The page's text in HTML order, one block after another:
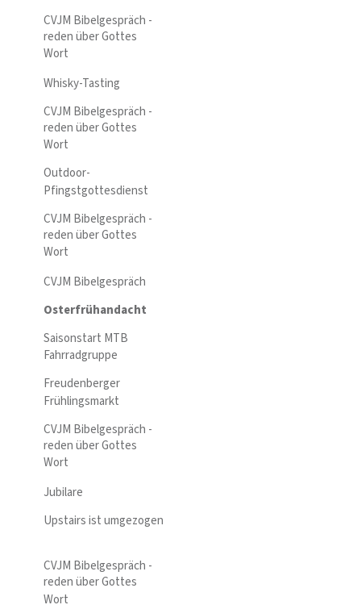
CVJM Bibelgespräch -
reden über Gottes
Wort
Whisky-Tasting
CVJM Bibelgespräch -
reden über Gottes
Wort
Outdoor-
Pfingstgottesdienst
CVJM Bibelgespräch -
reden über Gottes
Wort
CVJM Bibelgespräch
Osterfrühandacht
Saisonstart MTB
Fahrradgruppe
Freudenberger
Frühlingsmarkt
CVJM Bibelgespräch -
reden über Gottes
Wort
Jubilare
Upstairs ist umgezogen
CVJM Bibelgespräch -
reden über Gottes
Wort